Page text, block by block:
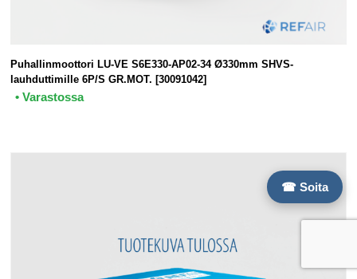
Puhallinmoottori LU-VE S6E330-AP02-34 Ø330mm SHVS-
lauhduttimille 6P/S GR.MOT. [30091042]
• Varastossa
☎ Soita